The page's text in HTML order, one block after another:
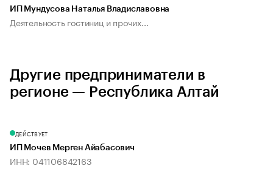
ИП Мундусова Наталья Владиславовна
Деятельность гостиниц и прочих...
Другие предприниматели в
регионе — Республика Алтай
ДЕЙСТВУЕТ
ИП Мочев Мерген Айабасович
ИНН: 041106842163